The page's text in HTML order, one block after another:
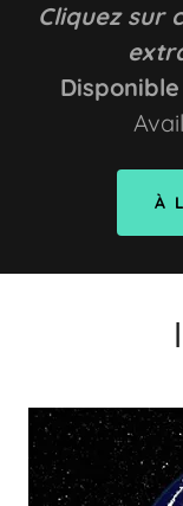
Cliquez sur
À